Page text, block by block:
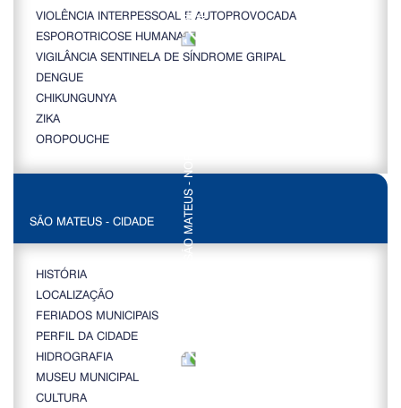
VIOLÊNCIA INTERPESSOAL E AUTOPROVOCADA
ESPOROTRICOSE HUMANA
VIGILÂNCIA SENTINELA DE SÍNDROME GRIPAL
DENGUE
CHIKUNGUNYA
ZIKA
OROPOUCHE
SÃO MATEUS - CIDADE
HISTÓRIA
LOCALIZAÇÃO
FERIADOS MUNICIPAIS
PERFIL DA CIDADE
HIDROGRAFIA
MUSEU MUNICIPAL
CULTURA